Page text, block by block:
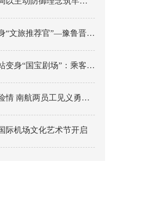
鲁晋四地市交旅融合让游客一下高速就“入戏”
剧场”：乘客刚出车厢，就“入戏”千年
航两员工见义勇为科学施救
际机场文化艺术节开启